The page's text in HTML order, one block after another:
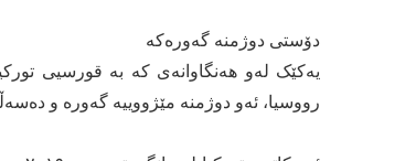
دۆستی دوژمنە گەورەکە
یەکێک لەو هەنگاوانەی کە بە قورسیی
رووسیا، ئەو دوژمنە مێژووییە گەورە و